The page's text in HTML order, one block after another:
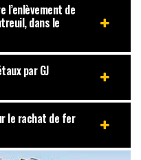
l’enlèvement de
dans le
par GJ
le rachat de fer